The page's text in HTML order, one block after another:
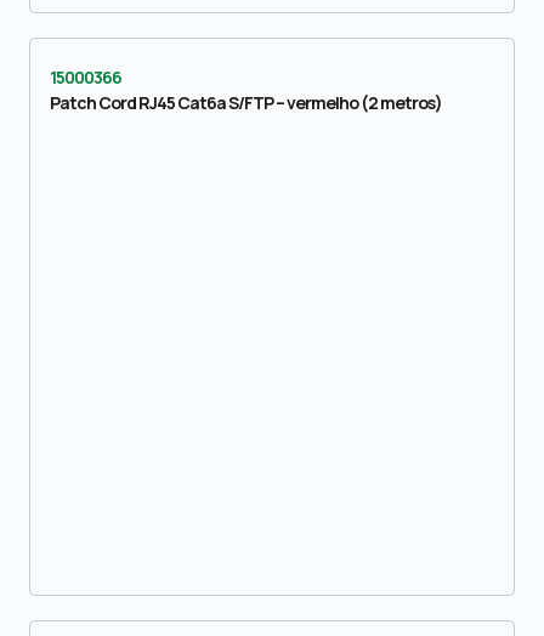
15000366
Patch Cord RJ45 Cat6a S/FTP – vermelho (2 metros)